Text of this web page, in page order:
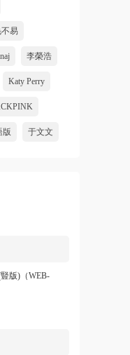
易
李榮浩
Katy Perry
版 于文文
版)（WEB-